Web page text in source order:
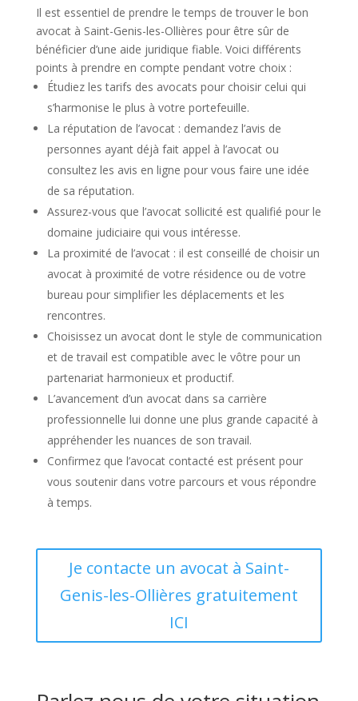
Il est essentiel de prendre le temps de trouver le bon
avocat à Saint-Genis-les-Ollières pour être sûr de
bénéficier d’une aide juridique fiable. Voici différents
points à prendre en compte pendant votre choix :
Étudiez les tarifs des avocats pour choisir celui qui
s’harmonise le plus à votre portefeuille.
La réputation de l’avocat : demandez l’avis de
personnes ayant déjà fait appel à l’avocat ou
consultez les avis en ligne pour vous faire une idée
de sa réputation.
Assurez-vous que l’avocat sollicité est qualifié pour le
domaine judiciaire qui vous intéresse.
La proximité de l’avocat : il est conseillé de choisir un
avocat à proximité de votre résidence ou de votre
bureau pour simplifier les déplacements et les
rencontres.
Choisissez un avocat dont le style de communication
et de travail est compatible avec le vôtre pour un
partenariat harmonieux et productif.
L’avancement d’un avocat dans sa carrière
professionnelle lui donne une plus grande capacité à
appréhender les nuances de son travail.
Confirmez que l’avocat contacté est présent pour
vous soutenir dans votre parcours et vous répondre
à temps.
Je contacte un avocat à Saint-
Genis-les-Ollières gratuitement
ICI